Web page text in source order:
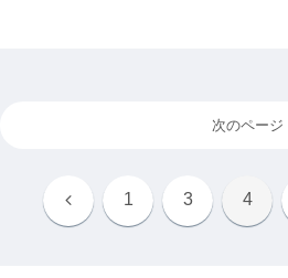
次のページ
前 1 3 4